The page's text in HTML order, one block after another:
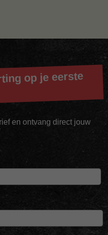
op je eerste
en ontvang direct jouw